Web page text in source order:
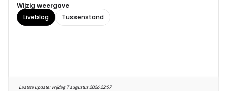
Wijzig weergave
Liveblog
Tussenstand
Laatste update: vrijdag 7 augustus 2026 22:57